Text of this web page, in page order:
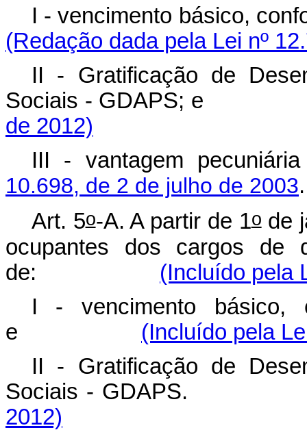
I - vencimento básico,
(Redação dada pela Lei nº
II - Gratificação de
Sociais - GDAPS;
de 2012)
III - vantagem
10.698, de 2 de julho de 2003.
Art. 5o-A. A partir de 1ode
ocupantes dos cargos
de: (Incluído pela
I - vencimento básico,
e (Incluído pela
II - Gratificação de
Sociais -
2012)